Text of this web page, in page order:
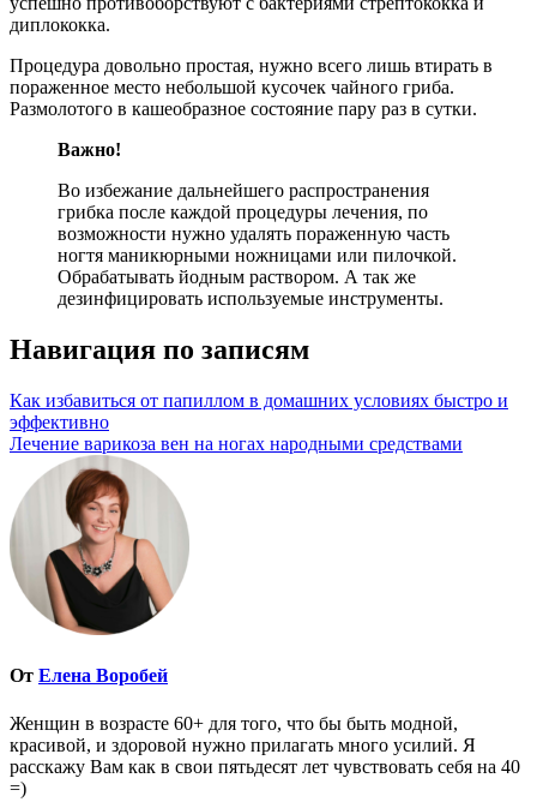
диплококка.
Процедура довольно простая, нужно всего лишь втирать в
пораженное место небольшой кусочек чайного гриба.
Размолотого в кашеобразное состояние пару раз в сутки.
Важно!
Во избежание дальнейшего распространения
грибка после каждой процедуры лечения, по
возможности нужно удалять пораженную часть
ногтя маникюрными ножницами или пилочкой.
Обрабатывать йодным раствором. А так же
дезинфицировать используемые инструменты.
Навигация по записям
Как избавиться от папиллом в домашних условиях быстро и
эффективно
Лечение варикоза вен на ногах народными средствами
От Елена Воробей
Женщин в возрасте 60+ для того, что бы быть модной,
красивой, и здоровой нужно прилагать много усилий. Я
расскажу Вам как в свои пятьдесят лет чувствовать себя на 40
=)